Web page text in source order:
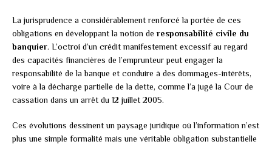
La jurisprudence a considérablement renforcé la portée de ces
obligations en développant la notion de responsabilité civile du
banquier. L’octroi d’un crédit manifestement excessif au regard
des capacités financières de l’emprunteur peut engager la
responsabilité de la banque et conduire à des dommages-intérêts,
voire à la décharge partielle de la dette, comme l’a jugé la Cour de
cassation dans un arrêt du 12 juillet 2005.
Ces évolutions dessinent un paysage juridique où l’information n’est
plus une simple formalité mais une véritable obligation substantielle